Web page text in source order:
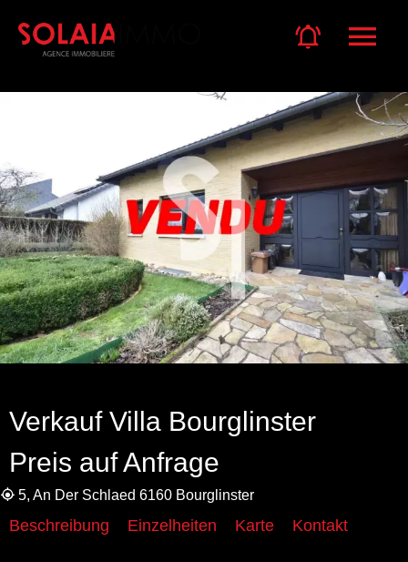
Verkauf Villa Bourglinster
Preis auf Anfrage
5, An Der Schlaed 6160 Bourglinster
Beschreibung Einzelheiten Karte Kontakt